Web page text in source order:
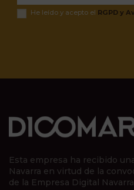
He leído y acepto el RGPD y
Esta empresa ha recibido
Navarra en virtud de la
de la Empresa Digital